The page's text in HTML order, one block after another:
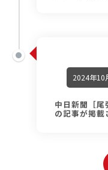
2024年10
中日新聞［尾
の記事が掲載